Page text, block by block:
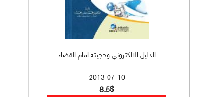
الدليل الالكتروني وحجيته امام القضاء
2013-07-10
8.5$